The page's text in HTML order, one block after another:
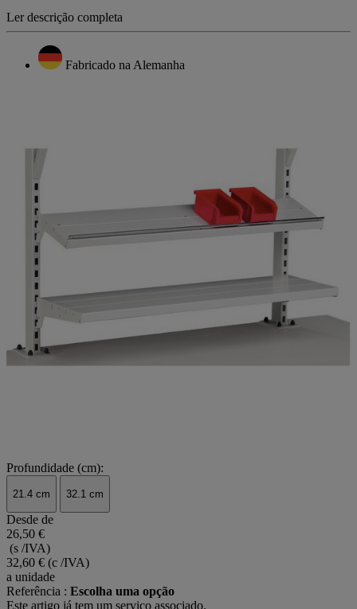
Ler descrição completa
Fabricado na Alemanha
Profundidade (cm):
21.4 cm 32.1 cm
Desde de
26,50 €
(s /IVA)
32,60 € (c /IVA)
a unidade
Referência : Escolha uma opção
Este artigo já tem um serviço associado.